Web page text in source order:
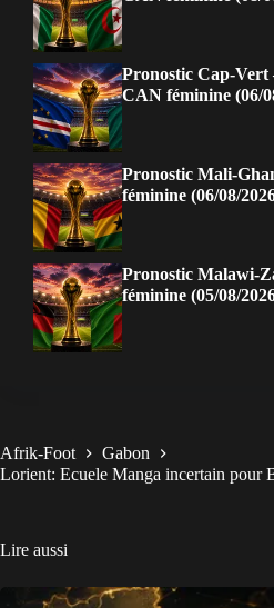
Pronostic Cap-Vert
CAN féminine (06/
Pronostic Mali-
féminine (06/08/
Pronostic Malawi-
féminine (05/08/
Afrik-Foot
Gabon
Lorient: Ecuele Manga incertain pour
Lire aussi